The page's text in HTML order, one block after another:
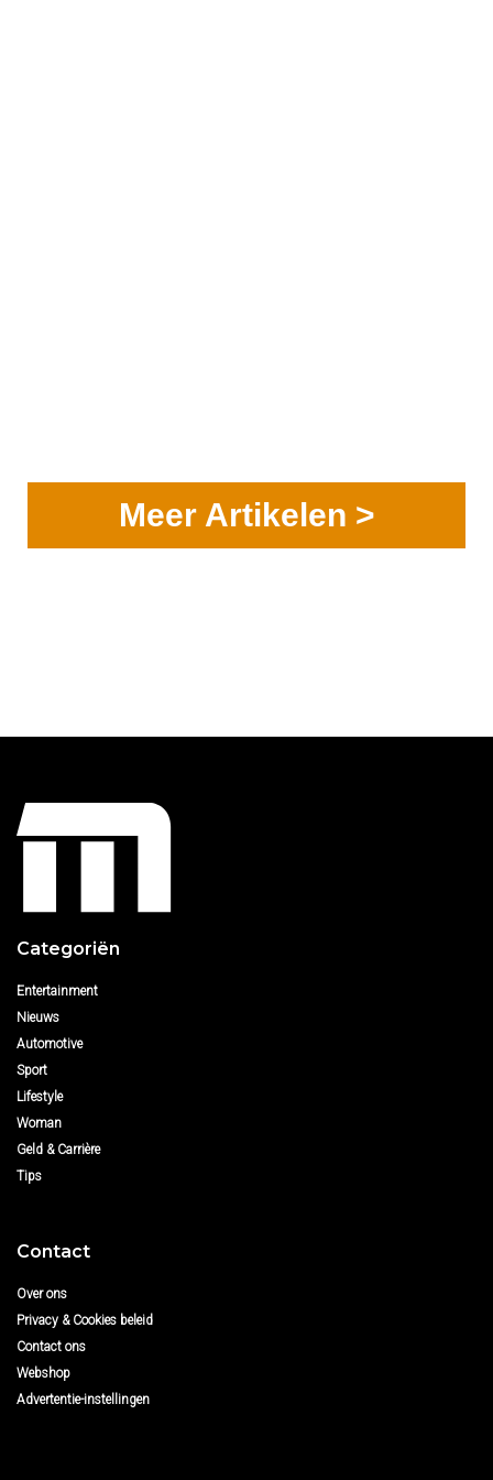
Meer Artikelen >
Categoriën
Entertainment
Nieuws
Automotive
Sport
Lifestyle
Woman
Geld & Carrière
Tips
Contact
Over ons
Privacy & Cookies beleid
Contact ons
Webshop
Advertentie-instellingen